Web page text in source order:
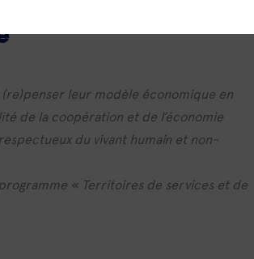
entrepreneure à
leur modèle économique en
de la coopération et de l’économie
du vivant humain et non-
« Territoires de services et de